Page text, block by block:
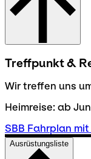
Treffpunkt &
Wir treffen uns
Heimreise: ab
SBB Fahrplan mit
Ausrüstungsliste